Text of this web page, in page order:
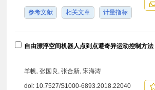
参考文献 相关文章 计量指标
自由漂浮空间机器人点到点避奇异运动控制方法
羊帆, 张国良, 张合新, 宋海涛
doi: 10.7527/S1000-6893.2018.22040